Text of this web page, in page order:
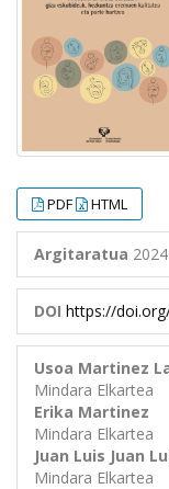
PDF HTML
Argitaratua
DOI https://
Usoa Martinez
Mindara Elkartea
Erika Martinez
Mindara Elkartea
Juan Luis Juan
Mindara Elkartea